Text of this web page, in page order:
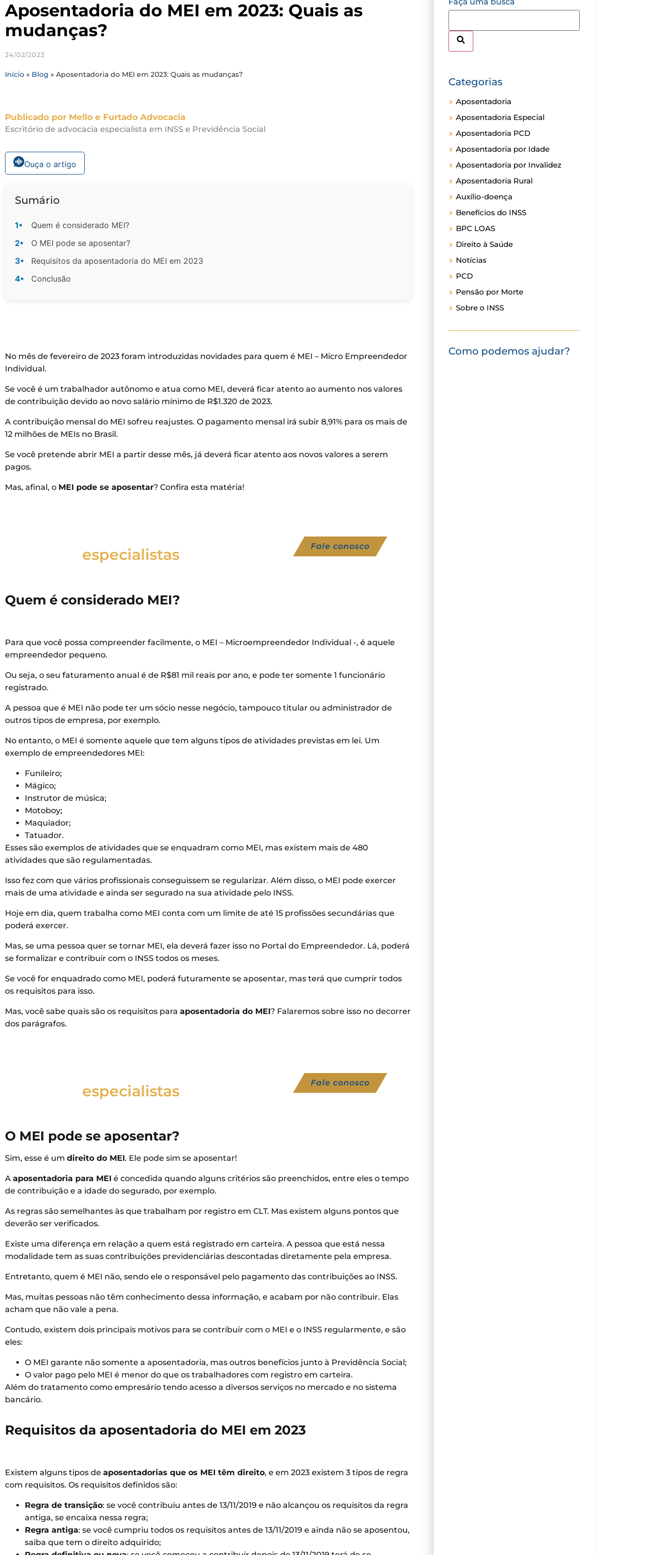
Aposentadoria do MEI em 2023: Quais as
mudanças?
24/02/2023
Início » Blog » Aposentadoria do MEI em 2023: Quais as mudanças?
Publicado por Mello e Furtado Advocacia
Escritório de advocacia especialista em INSS e Previdência Social
Ouça o artigo
Sumário
1•
Quem é considerado MEI?
2•
O MEI pode se aposentar?
3•
Requisitos da aposentadoria do MEI em 2023
4•
Conclusão
No mês de fevereiro de 2023 foram introduzidas novidades para quem é MEI – Micro Empreendedor
Individual.
Se você é um trabalhador autônomo e atua como MEI, deverá ficar atento ao aumento nos valores
de contribuição devido ao novo salário mínimo de R$1.320 de 2023.
A contribuição mensal do MEI sofreu reajustes. O pagamento mensal irá subir 8,91% para os mais de
12 milhões de MEIs no Brasil.
Se você pretende abrir MEI a partir desse mês, já deverá ficar atento aos novos valores a serem
pagos.
Mas, afinal, o MEI pode se aposentar? Confira esta matéria!
especialistas Fale conosco
Quem é considerado MEI?
Para que você possa compreender facilmente, o MEI – Microempreendedor Individual -, é aquele
empreendedor pequeno.
Ou seja, o seu faturamento anual é de R$81 mil reais por ano, e pode ter somente 1 funcionário
registrado.
A pessoa que é MEI não pode ter um sócio nesse negócio, tampouco titular ou administrador de
outros tipos de empresa, por exemplo.
No entanto, o MEI é somente aquele que tem alguns tipos de atividades previstas em lei. Um
exemplo de empreendedores MEI:
Funileiro;
Mágico;
Instrutor de música;
Motoboy;
Maquiador;
Tatuador.
Esses são exemplos de atividades que se enquadram como MEI, mas existem mais de 480
atividades que são regulamentadas.
Isso fez com que vários profissionais conseguissem se regularizar. Além disso, o MEI pode exercer
mais de uma atividade e ainda ser segurado na sua atividade pelo INSS.
Hoje em dia, quem trabalha como MEI conta com um limite de até 15 profissões secundárias que
poderá exercer.
Mas, se uma pessoa quer se tornar MEI, ela deverá fazer isso no Portal do Empreendedor. Lá, poderá
se formalizar e contribuir com o INSS todos os meses.
Se você for enquadrado como MEI, poderá futuramente se aposentar, mas terá que cumprir todos
os requisitos para isso.
Mas, você sabe quais são os requisitos para aposentadoria do MEI? Falaremos sobre isso no decorrer
dos parágrafos.
especialistas Fale conosco
O MEI pode se aposentar?
Sim, esse é um direito do MEI. Ele pode sim se aposentar!
A aposentadoria para MEI é concedida quando alguns critérios são preenchidos, entre eles o tempo
de contribuição e a idade do segurado, por exemplo.
As regras são semelhantes às que trabalham por registro em CLT. Mas existem alguns pontos que
deverão ser verificados.
Existe uma diferença em relação a quem está registrado em carteira. A pessoa que está nessa
modalidade tem as suas contribuições previdenciárias descontadas diretamente pela empresa.
Entretanto, quem é MEI não, sendo ele o responsável pelo pagamento das contribuições ao INSS.
Mas, muitas pessoas não têm conhecimento dessa informação, e acabam por não contribuir. Elas
acham que não vale a pena.
Contudo, existem dois principais motivos para se contribuir com o MEI e o INSS regularmente, e são
eles:
O MEI garante não somente a aposentadoria, mas outros benefícios junto à Previdência Social;
O valor pago pelo MEI é menor do que os trabalhadores com registro em carteira.
Além do tratamento como empresário tendo acesso a diversos serviços no mercado e no sistema
bancário.
Requisitos da aposentadoria do MEI em 2023
Existem alguns tipos de aposentadorias que os MEI têm direito, e em 2023 existem 3 tipos de regra
com requisitos. Os requisitos definidos são:
Regra de transição: se você contribuiu antes de 13/11/2019 e não alcançou os requisitos da regra
antiga, se encaixa nessa regra;
Regra antiga: se você cumpriu todos os requisitos antes de 13/11/2019 e ainda não se aposentou,
saiba que tem o direito adquirido;
Categorias
Aposentadoria
Aposentadoria Especial
Aposentadoria PCD
Aposentadoria por Idade
Aposentadoria por Invalidez
Aposentadoria Rural
Auxílio-doença
Benefícios do INSS
BPC LOAS
Direito à Saúde
Notícias
PCD
Pensão por Morte
Sobre o INSS
Como podemos ajudar?